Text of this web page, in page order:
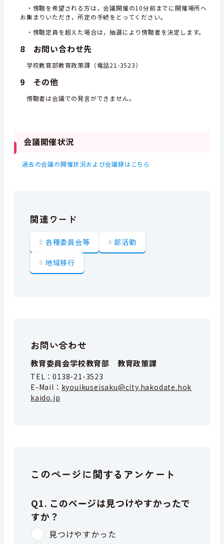
・傍聴を希望される方は，会議開催の10分前までに開催場所へ
お集まりいただき，所定の手続をとってください。
・傍聴定員を超えた場合は，抽選により傍聴者を決定します。
8 お問い合わせ先
学校教育部教育政策課（電話21-3523）
9 その他
傍聴者は会議での発言ができません。
会議開催状況
過去の会議の開催状況および会議録はこちら
関連ワード
各種委員会等 部活動
地域移行
お問い合わせ
教育委員会学校教育部 教育政策課
TEL：0138-21-3523
E-Mail： kyouikuseisaku@city.hakodate.hok
kaido.jp
このページに関するアンケート